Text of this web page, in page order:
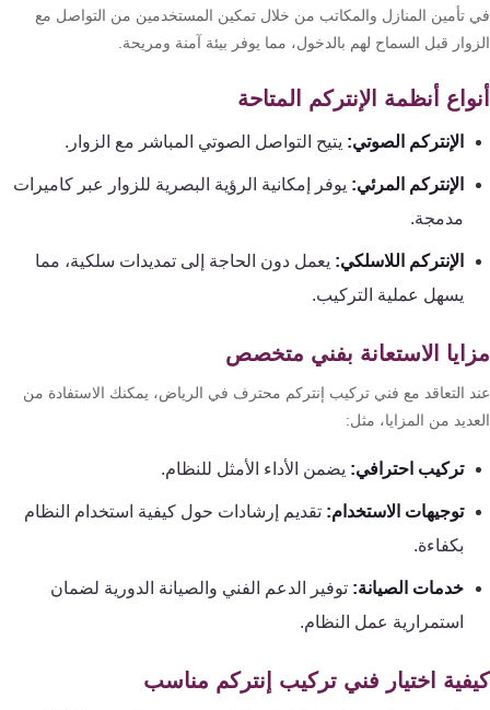
تأمين المنازل والمكاتب من خلال تمكين المستخدمين من التواصل مع
قبل السماح لهم بالدخول، مما يوفر بيئة آمنة ومريحة.
أنظمة الإنتركم المتاحة
الإنتركم الصوتي: يتيح التواصل الصوتي المباشر مع الزوار.
الإنتركم المرئي: يوفر إمكانية الرؤية البصرية للزوار عبر كاميرات
مدمجة.
الإنتركم اللاسلكي: يعمل دون الحاجة إلى تمديدات سلكية، مما
يسهل عملية التركيب.
الاستعانة بفني متخصص
التعاقد مع فني تركيب إنتركم محترف في الرياض، يمكنك الاستفادة من
من المزايا، مثل:
تركيب احترافي: يضمن الأداء الأمثل للنظام.
توجيهات الاستخدام:تقديم إرشادات حول كيفية استخدام النظام
بكفاءة.
خدمات الصيانة:توفير الدعم الفني والصيانة الدورية لضمان
استمرارية عمل النظام.
اختيار فني تركيب إنتركم مناسب